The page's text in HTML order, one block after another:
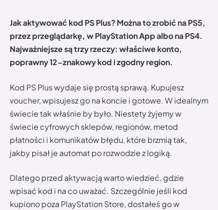
Jak aktywować kod PS Plus? Można to zrobić na PS5,
przez przeglądarkę, w PlayStation App albo na PS4.
Najważniejsze są trzy rzeczy: właściwe konto,
poprawny 12-znakowy kod i zgodny region.
Kod PS Plus wydaje się prostą sprawą. Kupujesz
voucher, wpisujesz go na koncie i gotowe. W idealnym
świecie tak właśnie by było. Niestety żyjemy w
świecie cyfrowych sklepów, regionów, metod
płatności i komunikatów błędu, które brzmią tak,
jakby pisał je automat po rozwodzie z logiką.
Dlatego przed aktywacją warto wiedzieć, gdzie
wpisać kod i na co uważać. Szczególnie jeśli kod
kupiono poza PlayStation Store, dostałeś go w